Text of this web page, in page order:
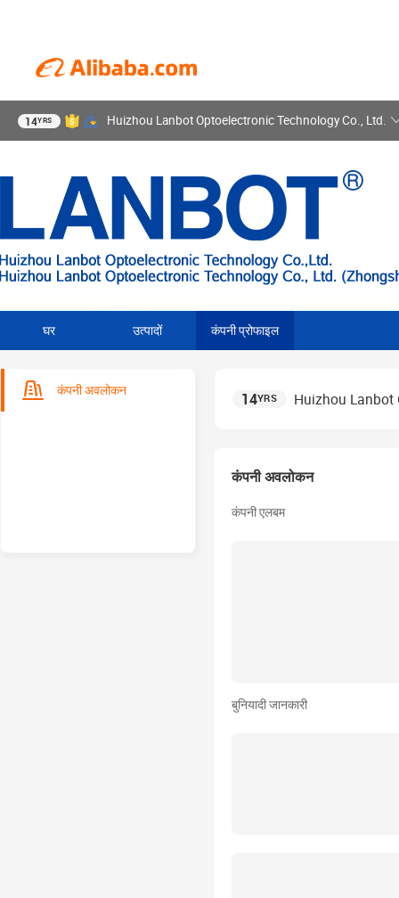
14YRS Huizhou Lanbot Optoelectronic Technology Co., Ltd.
घर उत्पादों कंपनी प्रोफाइल
कंपनी अवलोकन 14YRS Huizhou Lanbot
कंपनी अवलोकन
कंपनी एलबम
बुनियादी जानकारी